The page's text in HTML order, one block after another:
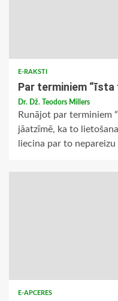
E-RAKSTI
Par terminiem “īsta
Dr. Dž. Teodors Millers
Runājot par terminiem
jāatzīmē, ka to
liecina par to
E-APCERES